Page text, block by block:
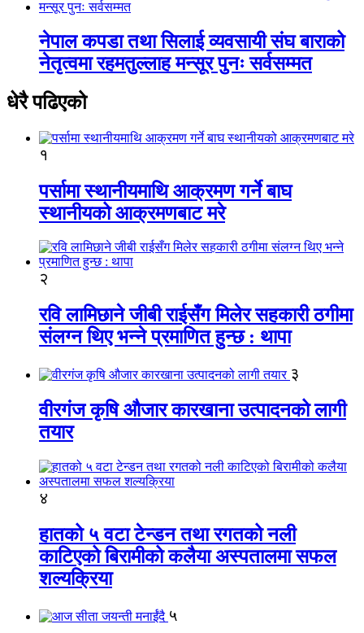
नेपाल कपडा तथा सिलाई व्यवसायी संघ बाराको
नेतृत्वमा रहमतुल्लाह मन्सूर पुनः सर्वसम्मत
धेरै पढिएको
१
पर्सामा स्थानीयमाथि आक्रमण गर्ने बाघ
स्थानीयको आक्रमणबाट मरे
२
रवि लामिछाने जीबी राईसँग मिलेर सहकारी ठगीमा
संलग्न थिए भन्ने प्रमाणित हुन्छ : थापा
३
वीरगंज कृषि औजार कारखाना उत्पादनको लागी
तयार
४
हातको ५ वटा टेन्डन तथा रगतको नली
काटिएको बिरामीको कलैया अस्पतालमा सफल
शल्यक्रिया
५